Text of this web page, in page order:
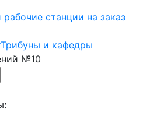
станции на заказ
Трибуны и кафедры
№10